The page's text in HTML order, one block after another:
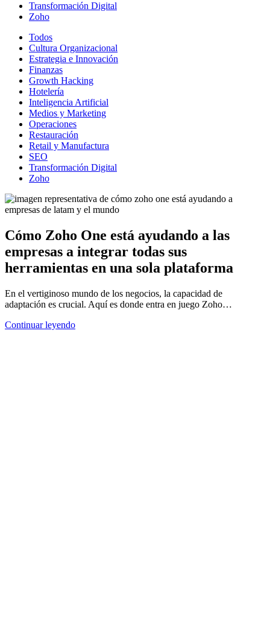
Transformación Digital
Zoho
Todos
Cultura Organizacional
Estrategia e Innovación
Finanzas
Growth Hacking
Hotelería
Inteligencia Artificial
Medios y Marketing
Operaciones
Restauración
Retail y Manufactura
SEO​​
Transformación Digital
Zoho
Cómo Zoho One está ayudando a las
empresas a integrar todas sus
herramientas en una sola plataforma
En el vertiginoso mundo de los negocios, la capacidad de
adaptación es crucial. Aquí es donde entra en juego Zoho…
Continuar leyendo